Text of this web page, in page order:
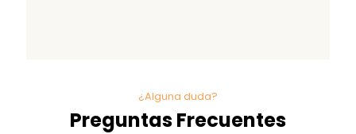
¿Alguna duda?
Preguntas Frecuentes